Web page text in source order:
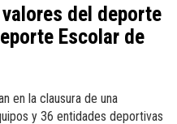
del deporte
Escolar de
en la clausura de una
y 36 entidades deportivas